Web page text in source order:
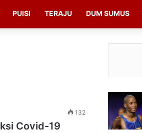
PUISI TERAJU DUM SUMUS
132
Covid-19